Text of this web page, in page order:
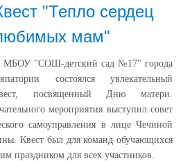
"Тепло сердец
мам"
МБОУ "СОШ-детский сад №17" города
состоялся увлекательный
посвященный Дню матери.
мероприятия выступил совет
самоуправления в лице Чечиной
Квест был для команд обучающихся
праздником для всех участников.